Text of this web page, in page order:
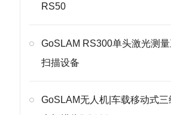
RS50
GoSLAM RS300单头激光测
扫描设备
GoSLAM无人机|车载移动式三